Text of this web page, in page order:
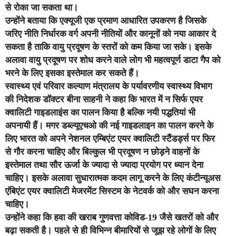
से रोका जा सकता था।
उन्होंने बताया कि एक्यूजी एक प्रमाण आधारित उपकरण है जिसके
जरिए नीति निर्धारक वर्ग अपनी नीतियों और कानूनों को नया आकार दे
सकता है ताकि वायु प्रदूषण के स्तरों को कम किया जा सके। इसके
अलावा वायु प्रदूषण पर शोध करने वाले लोग भी महत्वपूर्ण डाटा गैप को
भरने के लिए इसका इस्तेमाल कर सकते हैं।
स्‍वास्‍थ्‍य एवं परिवार कल्‍याण मंत्रालय के पर्यावरणीय स्‍वास्‍थ्‍य विभाग
की निदेशक डॉक्टर बीना साहनी ने कहा कि भारत में न सिर्फ एयर
क्वालिटी गाइडलाइंस का पालन किया है बल्कि नयी पद्धतियां भी
अपनायी हैं। मगर डब्ल्यूएचओ की नई गाइडलाइन का पालन करने के
लिए भारत को अपने नेशनल एम्बिएंट एयर क्वालिटी स्टैंडर्ड्स पर फिर
से गौर करना चाहिए और बिल्कुल भी प्रदूषण न छोड़ने वाहनों के
इस्तेमाल तथा सौर ऊर्जा के ज्यादा से ज्यादा प्रयोग पर ध्यान देना
चाहिए। इसके अलावा सुधारात्मक कदम लागू करने के लिए कंटीन्यूअस
एंबिएंट एयर क्वालिटी मेजरमेंट सिस्टम के नेटवर्क को और सघन करना
चाहिए।
उन्होंने कहा कि हवा की खराब गुणवत्ता कोविड-19 जैसे खतरों को और
बढ़ा सकती है। पहले से ही विभिन्न बीमारियों से जूझ रहे लोगों के लिए